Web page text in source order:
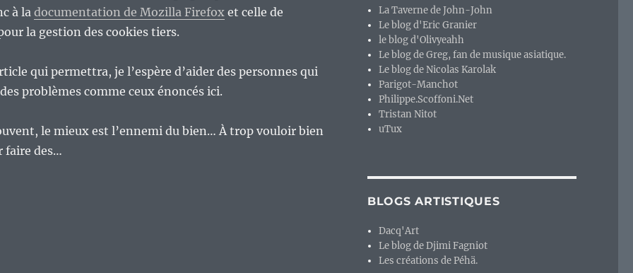
à la documentation de Mozilla Firefoxet celle de
la gestion des cookies tiers.
qui permettra, je l’espère d’aider des personnes qui
problèmes comme ceux énoncés ici.
le mieux est l’ennemi du bien… À trop vouloir bien
faire des…
La Taverne de John-John
Le blog d'Eric Granier
le blog d'Olivyeahh
Le blog de Greg, fan de musique asiatique.
Le blog de Nicolas Karolak
Parigot-Manchot
Philippe.Scoffoni.Net
Tristan Nitot
uTux
BLOGS ARTISTIQUES
Dacq'Art
Le blog de Djimi Fagniot
Les créations de Péhä.